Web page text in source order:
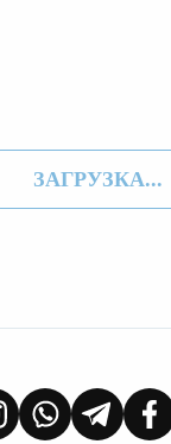
ЗАГРУЗКА...